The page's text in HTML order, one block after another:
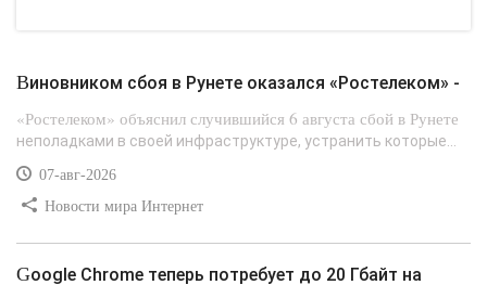
Виновником сбоя в Рунете оказался «Ростелеком» -
«Ростелеком» объяснил случившийся 6 августа сбой в Рунете
неполадками в своей инфраструктуре, устранить которые...
07-авг-2026
Новости мира Интернет
Google Chrome теперь потребует до 20 Гбайт на